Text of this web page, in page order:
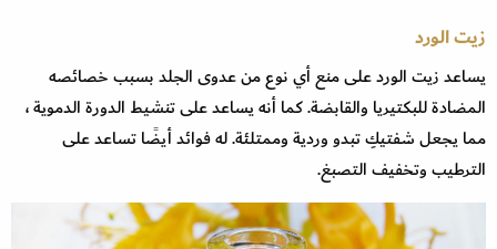
زيت الورد
يساعد زيت الورد على منع أي نوع من عدوى الجلد بسبب خصائصه
المضادة للبكتيريا والقابضة. كما أنه يساعد على تنشيط الدورة الدموية ،
مما يجعل شفتيكِ تبدو وردية وممتلئة. له فوائد أيضًا تساعد على
الترطيب وتخفيف التصبغ.